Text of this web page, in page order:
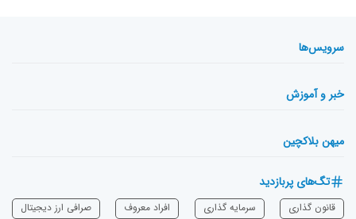
سرویس‌ها
خبر و آموزش
میهن بلاکچین
تگ‌های پربازدید
قانون گذاری سرمایه‌ گذاری افراد معروف
صرافی ارز دیجیتال